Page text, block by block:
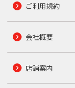
ご利用規約
会社概要
店舗案内